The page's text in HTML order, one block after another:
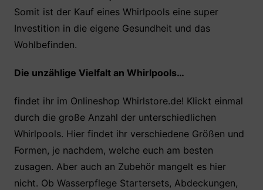
Somit ist der Kauf eines Whirlpools eine super
Investition in die eigene Gesundheit und das
Wohlbefinden.
Die unzählige Vielfalt an Whirlpools…
findet ihr im Onlineshop Whirlstore.de! Klickt einmal
durch die große Anzahl der unterschiedlichen
Whirlpools. Hier findet ihr verschiedene Größen und
Formen, je nachdem, welche euch am besten
zusagen. Aber auch an Zubehör mangelt es hier
nicht. Ob Wasserpflege Startersets, Abdeckungen,